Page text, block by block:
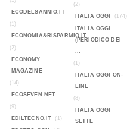
ECODELSANNIO.IT
(1)
ECONOMIA&RISPARMIO.IT
(2)
ECONOMY
MAGAZINE
(14)
ECOSEVEN.NET
(9)
EDILTECNO,IT
(1)
(2)
ITALIA OGGI
(174)
ITALIA OGGI
(PERIODICO DEI
...
(1)
ITALIA OGGI ON-
LINE
(8)
ITALIA OGGI
SETTE